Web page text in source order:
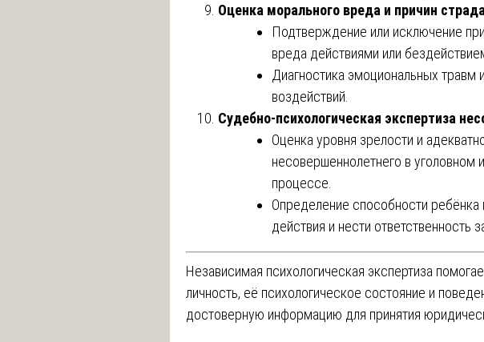
Оценка морального вреда и причин
Подтверждение или исключение
вреда действиями или
Диагностика эмоциональных травм
воздействий.
Судебно-психологическая экспертиза
Оценка уровня зрелости и
несовершеннолетнего в уголовном
процессе.
Определение способности ребёнка
действия и нести ответственность
Независимая психологическая экспертиза
личность, её психологическое состояние и
достоверную информацию для принятия